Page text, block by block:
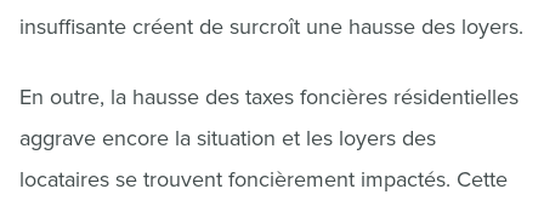
insuffisante créent de surcroît une hausse des loyers.
En outre, la hausse des taxes foncières résidentielles
aggrave encore la situation et les loyers des
locataires se trouvent foncièrement impactés. Cette